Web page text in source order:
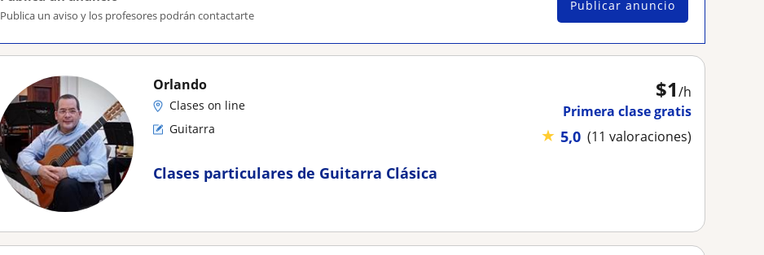
Publica un aviso y los profesores podrán contactarte
Publicar anuncio
$1/h
Primera clase gratis
★ 5,0 (11 valoraciones)
Orlando
Clases on line
Guitarra
Clases particulares de Guitarra Clásica